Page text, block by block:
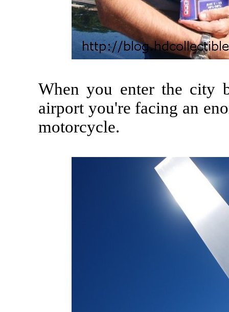
When you enter the city
airport you're facing an
motorcycle.